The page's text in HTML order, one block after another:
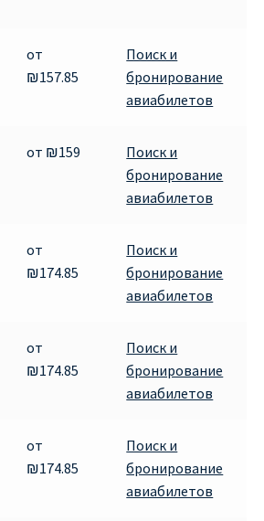
БАРСЕЛОНА
| ПОИСК ЛУЧШЕЙ ЦЕНЫ |
НА ЗАВТРА КУПИТЬ ОНЛАЙН
от
₪157.85
Поиск и
бронирование
авиабилетов
от ₪159
Поиск и
бронирование
авиабилетов
от
₪174.85
Поиск и
бронирование
авиабилетов
от
₪174.85
Поиск и
бронирование
авиабилетов
от
₪174.85
Поиск и
бронирование
авиабилетов